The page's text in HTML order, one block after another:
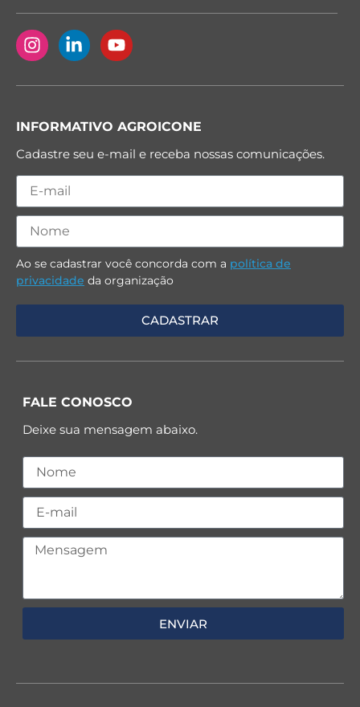
INFORMATIVO AGROICONE
Cadastre seu e-mail e receba nossas comunicações.
Ao se cadastrar você concorda com a política de
privacidade da organização
FALE CONOSCO
Deixe sua mensagem abaixo.
ENVIAR